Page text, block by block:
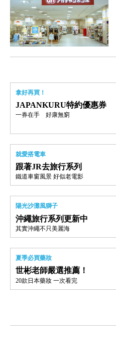
拿好再買！
JAPANKURU特約優惠券
一券在手 好康無窮
就愛搭電車
跟著JR去旅行系列
鐵道車窗風景 好似老電影
陽光沙灘風獅子
沖繩旅行系列更新中
其實沖繩不只美麗海
夏季必買藥妝
世彬老師嚴選推薦！
20款日本藥妝 一次看完